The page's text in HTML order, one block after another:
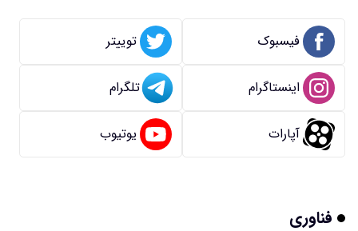
فیسبوک توییتر
اینستاگرام تلگرام
آپارات یوتیوب
فناوری